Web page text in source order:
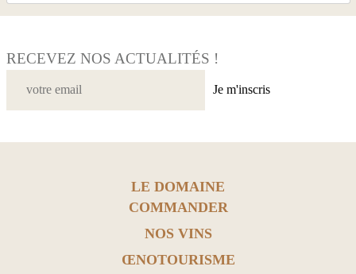
RECEVEZ NOS ACTUALITÉS !
Je m'inscris
LE DOMAINE
COMMANDER
NOS VINS
ŒNOTOURISME